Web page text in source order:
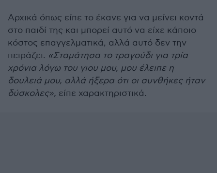
Αρχικά όπως είπε το έκανε για να μείνει κοντά
στο παιδί της και μπορεί αυτό να είχε κάποιο
κόστος επαγγελματικά, αλλά αυτό δεν την
πειράζει. «Σταμάτησα το τραγούδι για τρία
χρόνια λόγω του γιου μου, μου έλειπε η
δουλειά μου, αλλά ήξερα ότι οι συνθήκες ήταν
δύσκολες», είπε χαρακτηριστικά.